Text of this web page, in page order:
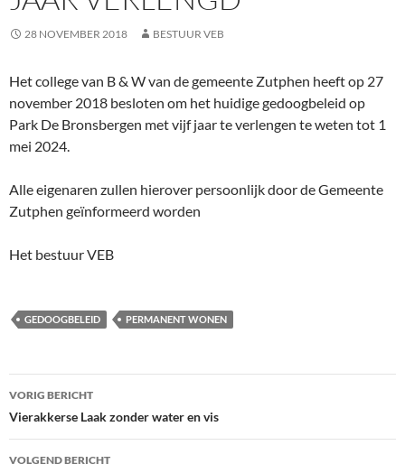
28 NOVEMBER 2018 BESTUUR VEB
Het college van B & W van de gemeente Zutphen heeft op 27
november 2018 besloten om het huidige gedoogbeleid op
Park De Bronsbergen met vijf jaar te verlengen te weten tot 1
mei 2024.
Alle eigenaren zullen hierover persoonlijk door de Gemeente
Zutphen geïnformeerd worden
Het bestuur VEB
GEDOOGBELEID PERMANENT WONEN
Bericht
navigatie
VORIG BERICHT
Vierakkerse Laak zonder water en vis
VOLGEND BERICHT